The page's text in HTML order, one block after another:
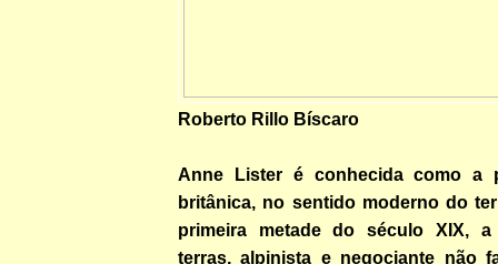
Roberto Rillo Bíscaro
Anne Lister é conhecida como a
britânica, no sentido moderno do
primeira metade do século XIX, a
terras, alpinista e negociante não